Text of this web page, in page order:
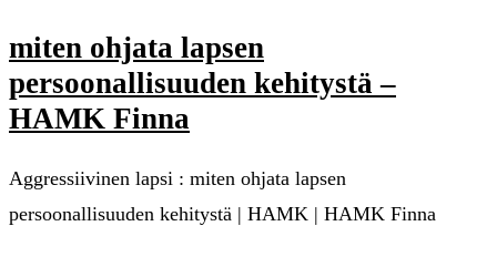
miten ohjata lapsen
persoonallisuuden kehitystä –
HAMK Finna
Aggressiivinen lapsi : miten ohjata lapsen
persoonallisuuden kehitystä | HAMK | HAMK Finna